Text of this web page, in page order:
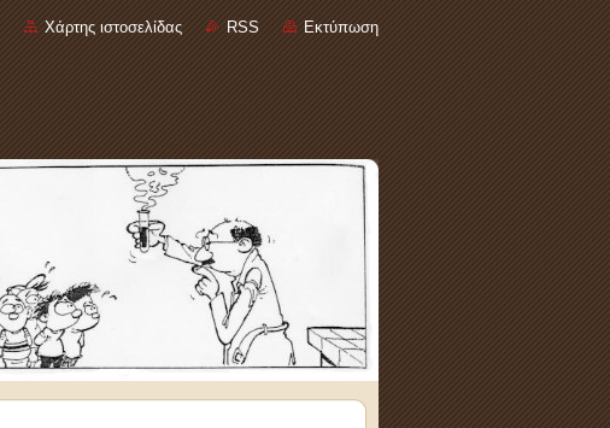
Χάρτης ιστοσελίδας RSS Εκτύπωση